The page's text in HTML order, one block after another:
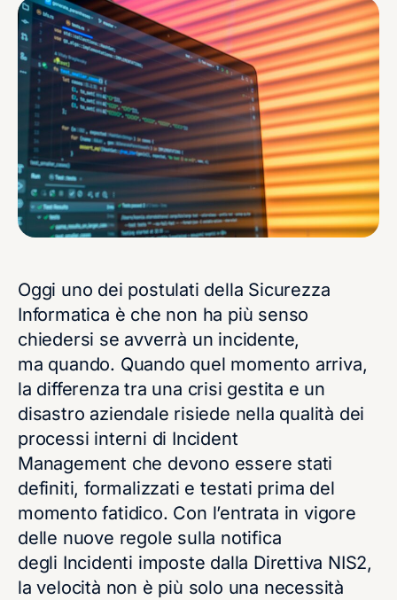
Oggi uno dei postulati della Sicurezza
Informatica è che non ha più senso
chiedersi se avverrà un incidente,
ma quando. Quando quel momento arriva,
la differenza tra una crisi gestita e un
disastro aziendale risiede nella qualità dei
processi interni di Incident
Management che devono essere stati
definiti, formalizzati e testati prima del
momento fatidico. Con l’entrata in vigore
delle nuove regole sulla notifica
degli Incidenti imposte dalla Direttiva NIS2,
la velocità non è più solo una necessità